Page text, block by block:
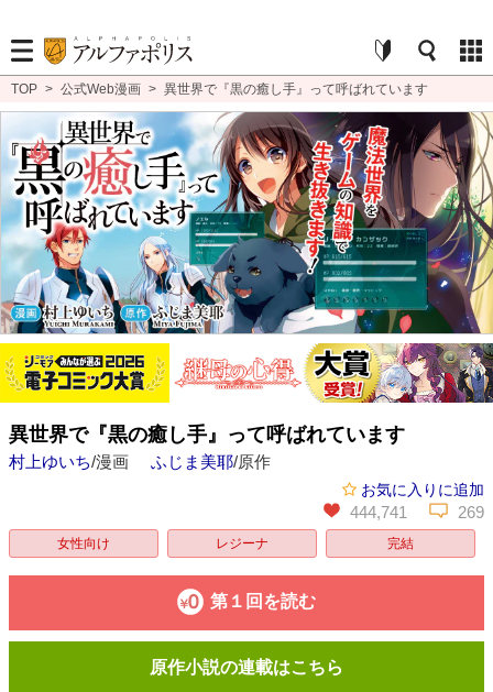
TOP > 公式Web漫画 > 異世界で『黒の癒し手』って呼ばれています
異世界で『黒の癒し手』って呼ばれています
村上ゆいち/漫画 ふじま美耶/原作
お気に入りに追加
444,741 269
女性向け レジーナ 完結
第１回を読む
原作小説の連載はこちら